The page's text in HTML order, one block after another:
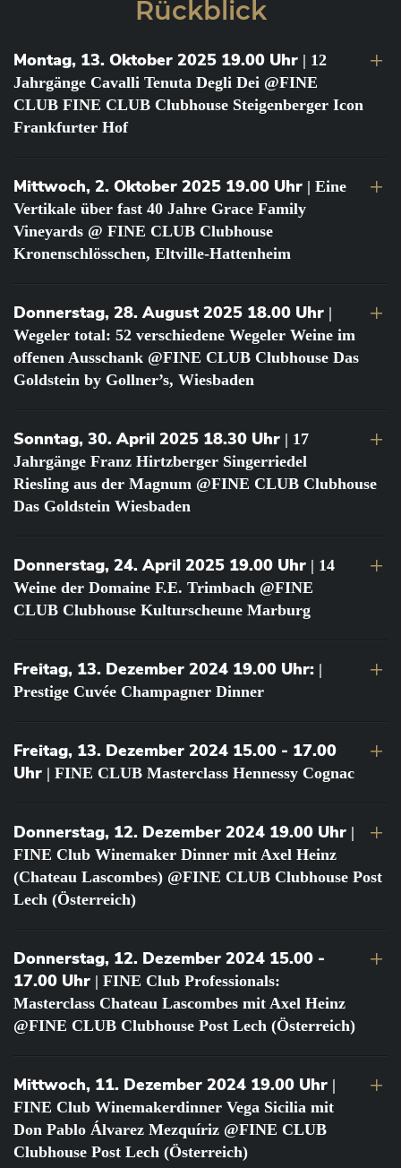
Rückblick
Montag, 13. Oktober 2025 19.00 Uhr | 12
Jahrgänge Cavalli Tenuta Degli Dei @FINE
CLUB FINE CLUB Clubhouse Steigenberger Icon
Frankfurter Hof
Mittwoch, 2. Oktober 2025 19.00 Uhr | Eine
Vertikale über fast 40 Jahre Grace Family
Vineyards @ FINE CLUB Clubhouse
Kronenschlösschen, Eltville-Hattenheim
Donnerstag, 28. August 2025 18.00 Uhr |
Wegeler total: 52 verschiedene Wegeler Weine im
offenen Ausschank @FINE CLUB Clubhouse Das
Goldstein by Gollner’s, Wiesbaden
Sonntag, 30. April 2025 18.30 Uhr | 17
Jahrgänge Franz Hirtzberger Singerriedel
Riesling aus der Magnum @FINE CLUB Clubhouse
Das Goldstein Wiesbaden
Donnerstag, 24. April 2025 19.00 Uhr | 14
Weine der Domaine F.E. Trimbach @FINE
CLUB Clubhouse Kulturscheune Marburg
Freitag, 13. Dezember 2024 19.00 Uhr: |
Prestige Cuvée Champagner Dinner
Freitag, 13. Dezember 2024 15.00 - 17.00
Uhr | FINE CLUB Masterclass Hennessy Cognac
Donnerstag, 12. Dezember 2024 19.00 Uhr |
FINE Club Winemaker Dinner mit Axel Heinz
(Chateau Lascombes) @FINE CLUB Clubhouse Post
Lech (Österreich)
Donnerstag, 12. Dezember 2024 15.00 -
17.00 Uhr | FINE Club Professionals:
Masterclass Chateau Lascombes mit Axel Heinz
@FINE CLUB Clubhouse Post Lech (Österreich)
Mittwoch, 11. Dezember 2024 19.00 Uhr |
FINE Club Winemakerdinner Vega Sicilia mit
Don Pablo Álvarez Mezquíriz @FINE CLUB
Clubhouse Post Lech (Österreich)